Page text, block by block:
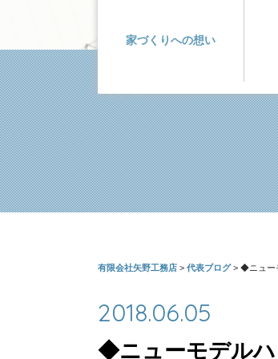
家づくりへの想い
有限会社矢野工務店 > 代表ブログ> ◆ニュー
2018.06.05
◆ニューモデル